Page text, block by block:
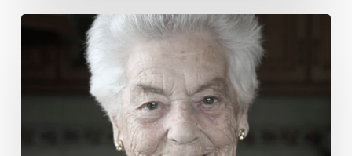
Marina